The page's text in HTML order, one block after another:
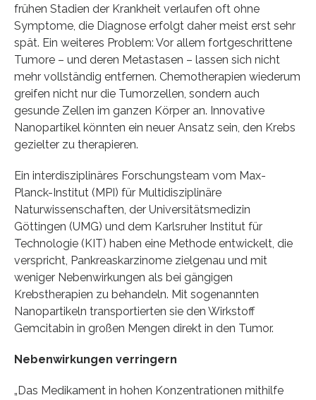
frühen Stadien der Krankheit verlaufen oft ohne
Symptome, die Diagnose erfolgt daher meist erst sehr
spät. Ein weiteres Problem: Vor allem fortgeschrittene
Tumore – und deren Metastasen – lassen sich nicht
mehr vollständig entfernen. Chemotherapien wiederum
greifen nicht nur die Tumorzellen, sondern auch
gesunde Zellen im ganzen Körper an. Innovative
Nanopartikel könnten ein neuer Ansatz sein, den Krebs
gezielter zu therapieren.
Ein interdisziplinäres Forschungsteam vom Max-
Planck-Institut (MPI) für Multidisziplinäre
Naturwissenschaften, der Universitätsmedizin
Göttingen (UMG) und dem Karlsruher Institut für
Technologie (KIT) haben eine Methode entwickelt, die
verspricht, Pankreaskarzinome zielgenau und mit
weniger Nebenwirkungen als bei gängigen
Krebstherapien zu behandeln. Mit sogenannten
Nanopartikeln transportierten sie den Wirkstoff
Gemcitabin in großen Mengen direkt in den Tumor.
Nebenwirkungen verringern
„Das Medikament in hohen Konzentrationen mithilfe